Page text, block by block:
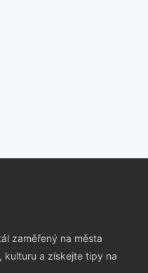
zaměřený na města
kulturu a získejte tipy na